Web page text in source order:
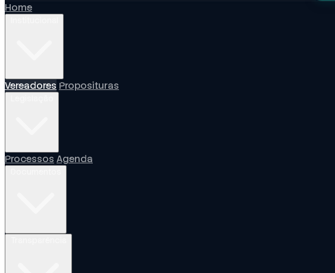
Home
Vereadores Proposituras
Processos Agenda